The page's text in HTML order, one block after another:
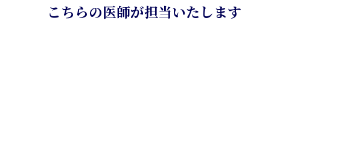
こちらの医師が担当いたします